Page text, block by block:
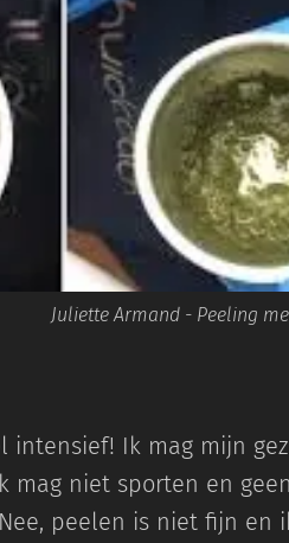
Juliette Armand - Peeling
intensief! Ik mag mijn
mag niet sporten en
peelen is niet fijn